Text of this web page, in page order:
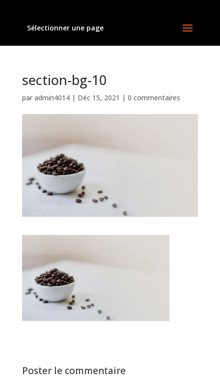
Sélectionner une page
section-bg-10
par admin4014| Déc 15, 2021 | 0 commentaires
Poster le commentaire